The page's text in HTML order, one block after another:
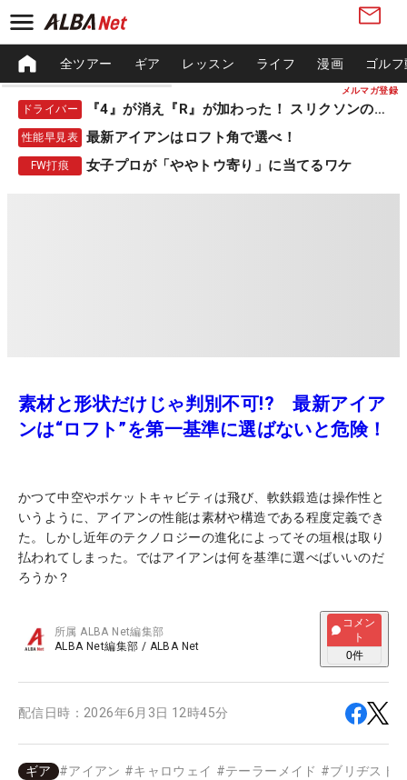
メルマガ登録
全ツアー ギア レッスン ライフ 漫画 ゴル
ドライバー 『4』が消え『R』が加わった！ スリクソンの新作
性能早見表 最新アイアンはロフト角で選べ！
FW打痕 女子プロが「ややトウ寄り」に当てるワケ
素材と形状だけじゃ判別不可!? 最新アイア
ンは“ロフト”を第一基準に選ばないと危険！
かつて中空やポケットキャビティは飛び、軟鉄鍛造は操作性と
いうように、アイアンの性能は素材や構造である程度定義でき
た。しかし近年のテクノロジーの進化によってその垣根は取り
払われてしまった。ではアイアンは何を基準に選べばいいのだ
ろうか？
所属ALBA Net編集部
ALBA Net編集部 / ALBA Net
コメン
ト
0件
配信日時： 2026年6月3日 12時45分
ギア #アイアン #キャロウェイ #テーラーメイド #ブリヂスト